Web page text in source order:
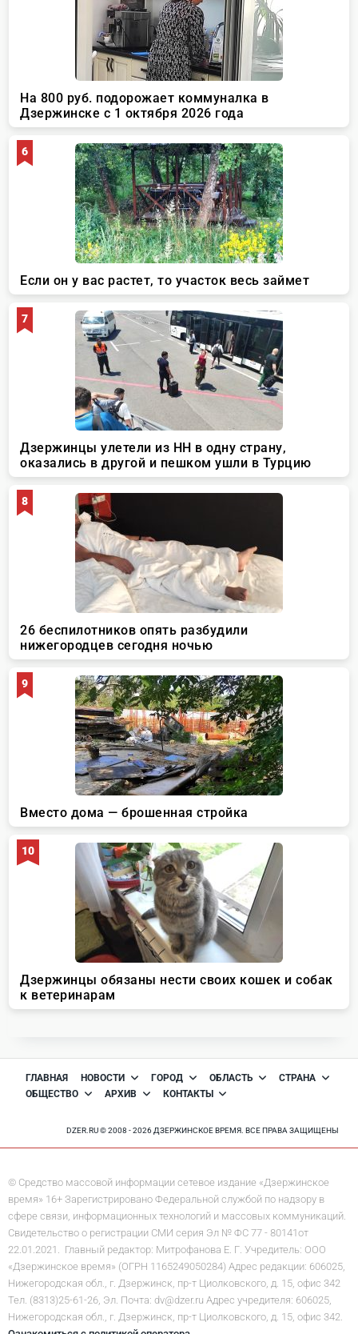
ГЛАВНАЯ НОВОСТИ ГОРОД ОБЛАСТЬ
СТРАНА
ОБЩЕСТВО
АРХИВ КОНТАКТЫ
DZER.RU © 2008 - 2026 ДЗЕРЖИНСКОЕ ВРЕМЯ. ВСЕ ПРАВА ЗАЩИЩЕНЫ
© Средство массовой информации сетевое издание «Дзержинское
время» 16+ Зарегистрировано Федеральной службой по надзору в
сфере связи, информационных технологий и массовых коммуникаций.
Свидетельство о регистрации СМИ серия Эл № ФС 77 - 80141от
22.01.2021. Главный редактор: Митрофанова Е. Г. Учредитель: ООО
«Дзержинское время» (ОГРН 1165249050284) Адрес редакции: 606025,
Нижегородская обл., г. Дзержинск, пр-т Циолковского, д. 15, офис 342
Тел. (8313)25-61-26, Эл. Почта: dv@dzer.ru Адрес учредителя: 606025,
Нижегородская обл., г. Дзержинск, пр-т Циолковского, д. 15, офис 342.